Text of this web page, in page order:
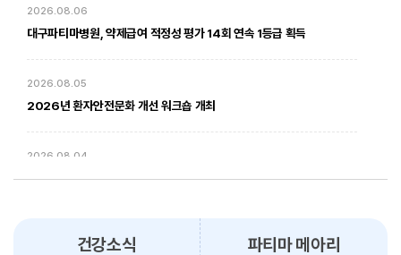
2026. 01. 20
2026.08.06
대구파티마병원, 약제급여 적정성 평가 14회 연속 1등급 획득
2026.08.05
2026년 환자안전문화 개선 워크숍 개최
2026.08.04
대구파티마병원, 동부도서관에서 '우리 아이 발달 체크리스트' 건강강좌
2026.08.03건강소식 파티마 메아리